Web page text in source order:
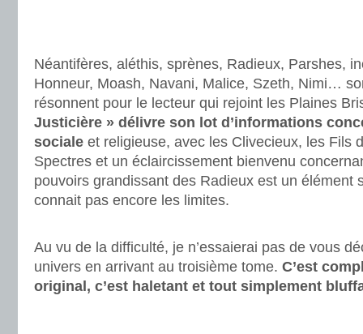
Néantifères, aléthis, sprènes, Radieux, Parshes,
Honneur, Moash, Navani, Malice, Szeth, Nimi…
résonnent pour le lecteur qui rejoint les Plaines
Justicière » délivre son lot d’informations
sociale et religieuse, avec les Clivecieux, les Fils
Spectres et un éclaircissement bienvenu
pouvoirs grandissant des Radieux est un élément
connait pas encore les limites.
Au vu de la difficulté, je n’essaierai pas de vous
univers en arrivant au troisième tome. C’est
original, c’est haletant et tout simplement